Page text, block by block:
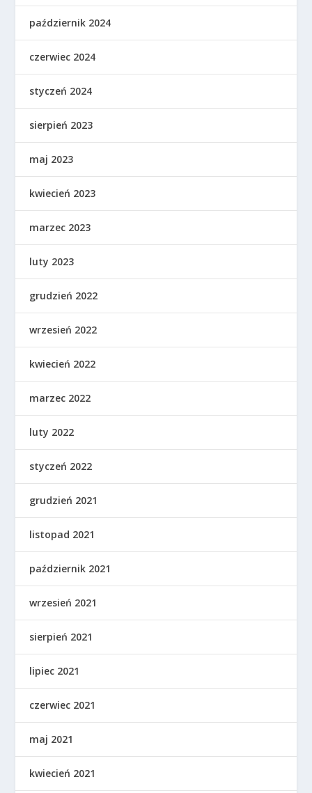
październik 2024
czerwiec 2024
styczeń 2024
sierpień 2023
maj 2023
kwiecień 2023
marzec 2023
luty 2023
grudzień 2022
wrzesień 2022
kwiecień 2022
marzec 2022
luty 2022
styczeń 2022
grudzień 2021
listopad 2021
październik 2021
wrzesień 2021
sierpień 2021
lipiec 2021
czerwiec 2021
maj 2021
kwiecień 2021